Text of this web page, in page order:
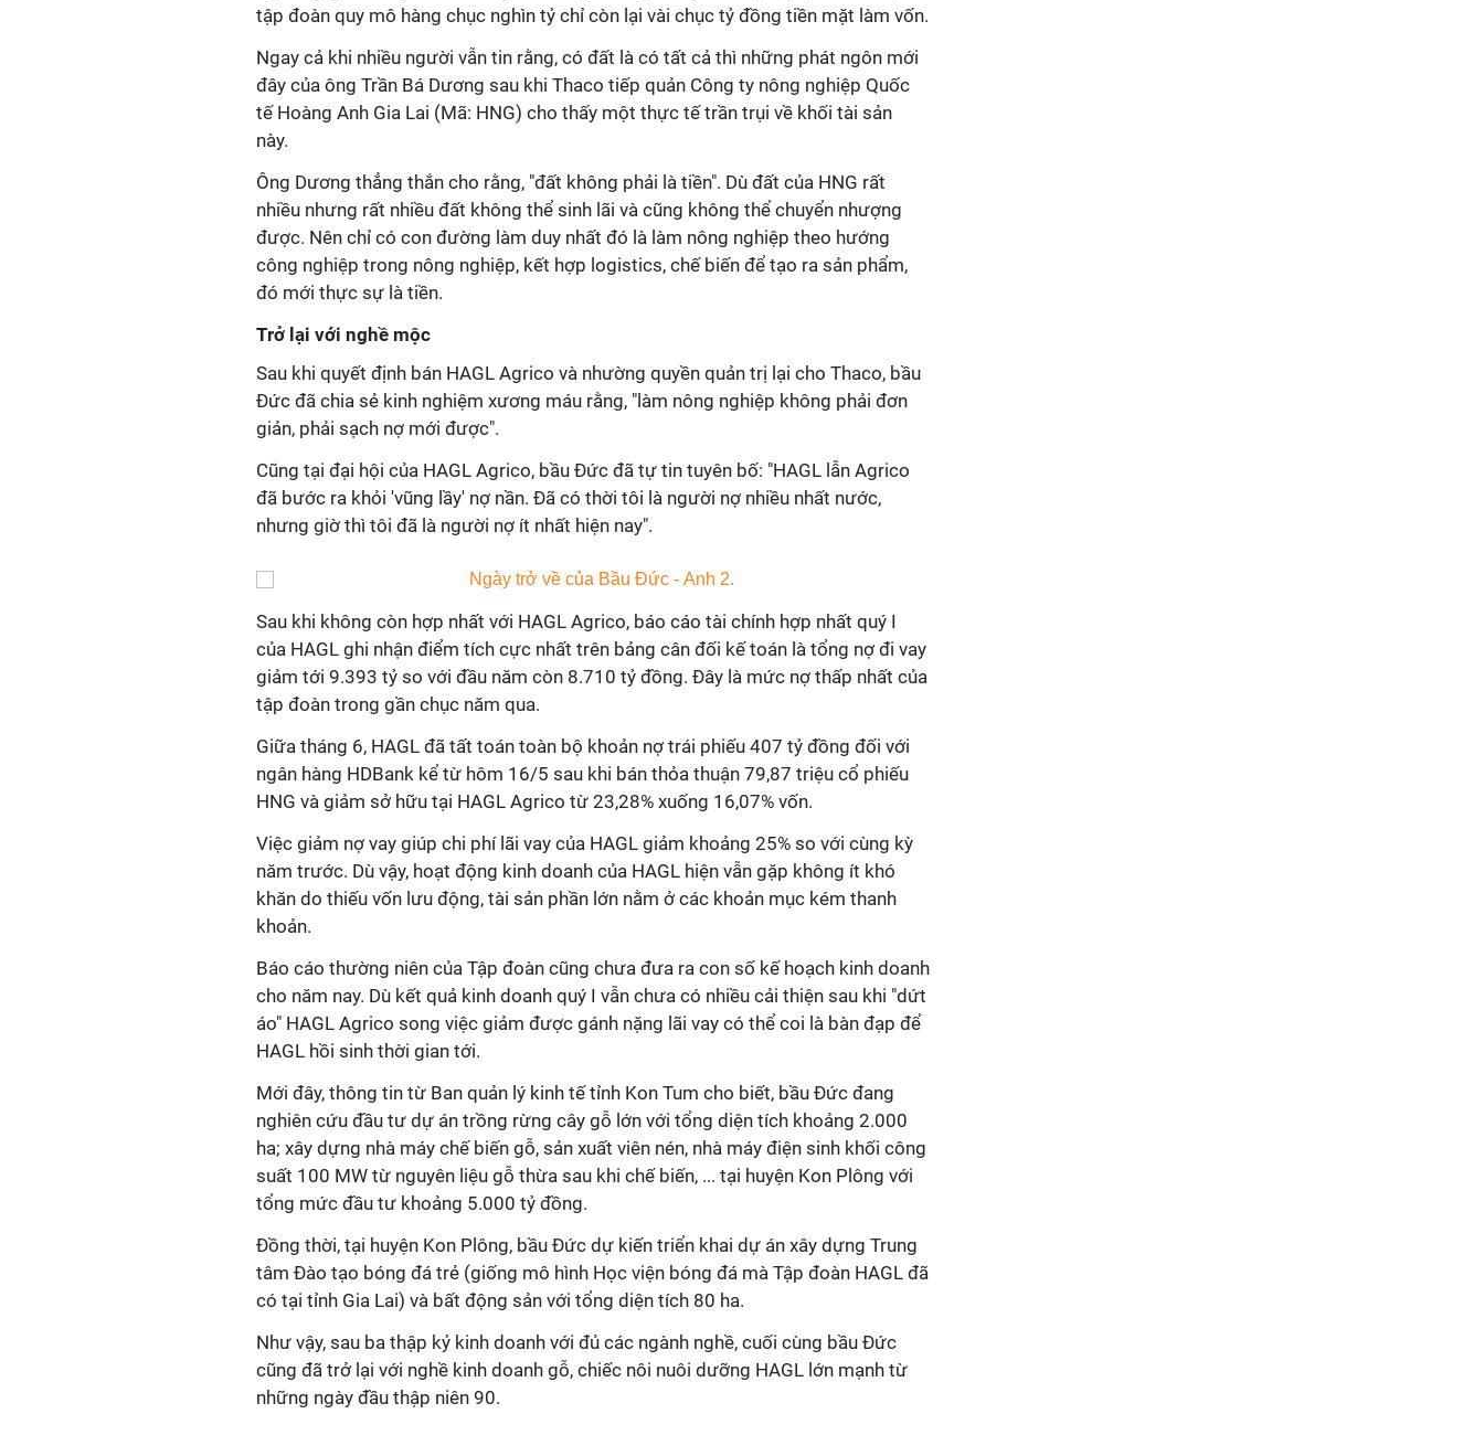
tập đoàn quy mô hàng chục nghìn tỷ chỉ còn lại vài chục tỷ đồng tiền mặt làm vốn.
Ngay cả khi nhiều người vẫn tin rằng, có đất là có tất cả thì những phát ngôn mới
đây của ông Trần Bá Dương sau khi Thaco tiếp quản Công ty nông nghiệp Quốc
tế Hoàng Anh Gia Lai (Mã: HNG) cho thấy một thực tế trần trụi về khối tài sản
này.
Ông Dương thẳng thắn cho rằng, "đất không phải là tiền". Dù đất của HNG rất
nhiều nhưng rất nhiều đất không thể sinh lãi và cũng không thể chuyển nhượng
được. Nên chỉ có con đường làm duy nhất đó là làm nông nghiệp theo hướng
công nghiệp trong nông nghiệp, kết hợp logistics, chế biến để tạo ra sản phẩm,
đó mới thực sự là tiền.
Trở lại với nghề mộc
Sau khi quyết định bán HAGL Agrico và nhường quyền quản trị lại cho Thaco, bầu
Đức đã chia sẻ kinh nghiệm xương máu rằng, "làm nông nghiệp không phải đơn
giản, phải sạch nợ mới được".
Cũng tại đại hội của HAGL Agrico, bầu Đức đã tự tin tuyên bố: "HAGL lẫn Agrico
đã bước ra khỏi 'vũng lầy' nợ nần. Đã có thời tôi là người nợ nhiều nhất nước,
nhưng giờ thì tôi đã là người nợ ít nhất hiện nay".
Sau khi không còn hợp nhất với HAGL Agrico, báo cáo tài chính hợp nhất quý I
của HAGL ghi nhận điểm tích cực nhất trên bảng cân đối kế toán là tổng nợ đi vay
giảm tới 9.393 tỷ so với đầu năm còn 8.710 tỷ đồng. Đây là mức nợ thấp nhất của
tập đoàn trong gần chục năm qua.
Giữa tháng 6, HAGL đã tất toán toàn bộ khoản nợ trái phiếu 407 tỷ đồng đối với
ngân hàng HDBank kể từ hôm 16/5 sau khi bán thỏa thuận 79,87 triệu cổ phiếu
HNG và giảm sở hữu tại HAGL Agrico từ 23,28% xuống 16,07% vốn.
Việc giảm nợ vay giúp chi phí lãi vay của HAGL giảm khoảng 25% so với cùng kỳ
năm trước. Dù vậy, hoạt động kinh doanh của HAGL hiện vẫn gặp không ít khó
khăn do thiếu vốn lưu động, tài sản phần lớn nằm ở các khoản mục kém thanh
khoản.
Báo cáo thường niên của Tập đoàn cũng chưa đưa ra con số kế hoạch kinh doanh
cho năm nay. Dù kết quả kinh doanh quý I vẫn chưa có nhiều cải thiện sau khi "dứt
áo" HAGL Agrico song việc giảm được gánh nặng lãi vay có thể coi là bàn đạp để
HAGL hồi sinh thời gian tới.
Mới đây, thông tin từ Ban quản lý kinh tế tỉnh Kon Tum cho biết, bầu Đức đang
nghiên cứu đầu tư dự án trồng rừng cây gỗ lớn với tổng diện tích khoảng 2.000
ha; xây dựng nhà máy chế biến gỗ, sản xuất viên nén, nhà máy điện sinh khối công
suất 100 MW từ nguyên liệu gỗ thừa sau khi chế biến, ... tại huyện Kon Plông với
tổng mức đầu tư khoảng 5.000 tỷ đồng.
Đồng thời, tại huyện Kon Plông, bầu Đức dự kiến triển khai dự án xây dựng Trung
tâm Đào tạo bóng đá trẻ (giống mô hình Học viện bóng đá mà Tập đoàn HAGL đã
có tại tỉnh Gia Lai) và bất động sản với tổng diện tích 80 ha.
Như vậy, sau ba thập kỷ kinh doanh với đủ các ngành nghề, cuối cùng bầu Đức
cũng đã trở lại với nghề kinh doanh gỗ, chiếc nôi nuôi dưỡng HAGL lớn mạnh từ
những ngày đầu thập niên 90.